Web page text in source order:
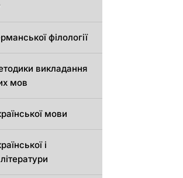
філології
викладання
мов
мови
і